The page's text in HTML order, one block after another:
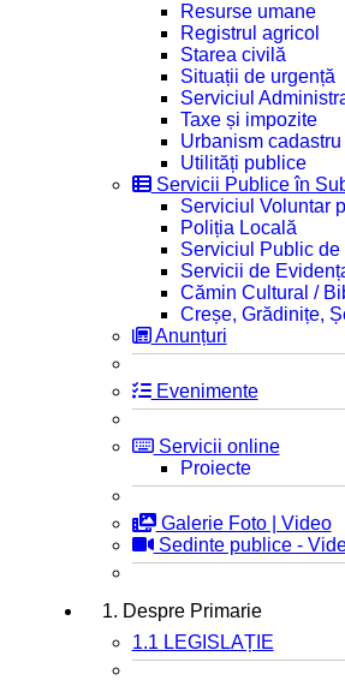
Resurse umane
Registrul agricol
Starea civilă
Situații de urgență
Serviciul
Taxe și impozite
Urbanism cadastru
Utilități publice
Servicii Publice în
Serviciul Voluntar
Poliția Locală
Serviciul Public
Servicii de
Cămin Cultural /
Creșe, Grădinițe,
Anunțuri
Evenimente
Servicii online
Proiecte
Galerie Foto | Video
Sedinte publice -
1. Despre Primarie
1.1 LEGISLAȚIE